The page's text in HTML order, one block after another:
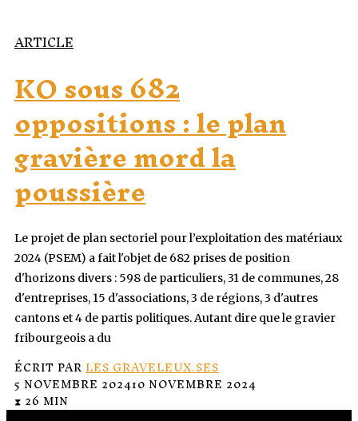
ARTICLE
KO sous 682
oppositions : le plan
gravière mord la
poussière
Le projet de plan sectoriel pour l’exploitation des matériaux
2024 (PSEM) a fait l'objet de 682 prises de position
d'horizons divers : 598 de particuliers, 31 de communes, 28
d'entreprises, 15 d'associations, 3 de régions, 3 d'autres
cantons et 4 de partis politiques. Autant dire que le gravier
fribourgeois a du
ÉCRIT PARLES GRAVELEUX.SES
5 NOVEMBRE 202410 NOVEMBRE 2024
⧗ 26 MIN